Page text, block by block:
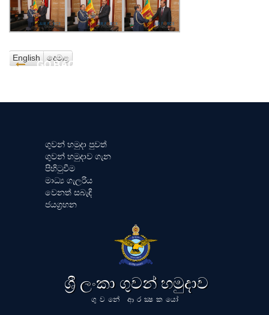
English දෙමළ
GO BACK
ගුවන් හමුදා පුවත්
ගුවන් හමුදාව ගැන
පිහිටුවීම
මාධ්‍ය ගැලරිය
වෙනත් සබැඳි
ජයග්‍රහන
ශ්‍රී ලංකා ගුවන් හමුදාව
ගුවනේ ආරක්‍ෂකයෝ